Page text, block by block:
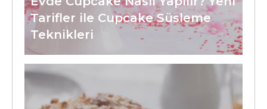
Tarifler ile Cupcake Süsleme
Teknikleri